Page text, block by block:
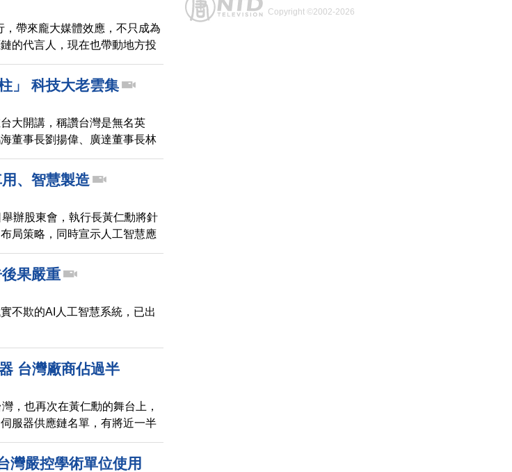
帶來龐大媒體效應，不只成為
的代言人，現在也帶動地方投
模的研發中心，九縣市首長都
設一個夜市。
」 科技大老雲集
大開講，稱讚台灣是無名英
董事長劉揚偉、廣達董事長林
凸顯，黃仁勳口中的「台
、智慧製造
辦股東會，執行長黃仁勳將針
局策略，同時宣示人工智慧應
灣企業包括台積電、和碩、聯
在同一天公布財報，同樣受到
果嚴重
不欺的AI人工智慧系統，已出
台灣廠商佔過半
，也再次在黃仁勳的舞台上，
服器供應鏈名單，有將近一半
，台灣的重要地位。
灣嚴控學術單位使用
Copyright ©2002-2026